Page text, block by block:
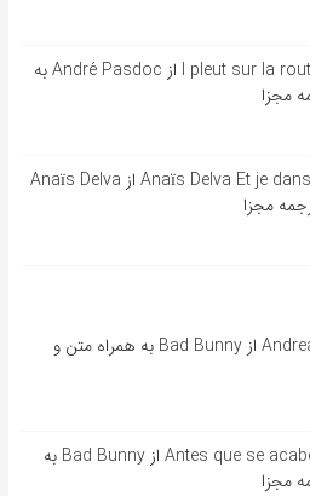
آهنگ فرانسوی l pleut sur la route از André Pasdoc به
مجزا
آهنگ فرانسوی Anaïs Delva Et je danse از Anaïs Delva
مجزا
آهنگ اسپانیایی Andrea از Bad Bunny به همراه متن و
آهنگ اسپانیایی Antes que se acabe از Bad Bunny به
مجزا